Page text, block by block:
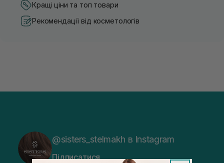
Кращі ціни та топ товари
Рекомендації від косметологів
@sisters_stelmakh в Instagram
Підписатися